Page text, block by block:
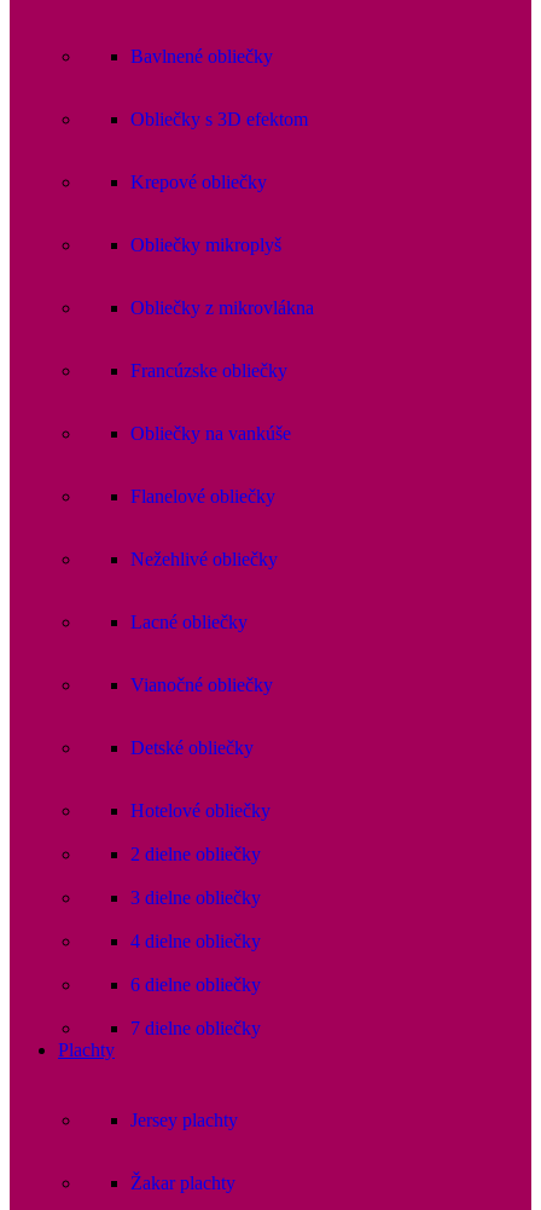
Bavlnené obliečky
Obliečky s 3D efektom
Krepové obliečky
Obliečky mikroplyš
Obliečky z mikrovlákna
Francúzske obliečky
Obliečky na vankúše
Flanelové obliečky
Nežehlivé obliečky
Lacné obliečky
Vianočné obliečky
Detské obliečky
Hotelové obliečky
2 dielne obliečky
3 dielne obliečky
4 dielne obliečky
6 dielne obliečky
7 dielne obliečky
Plachty
Jersey plachty
Žakar plachty